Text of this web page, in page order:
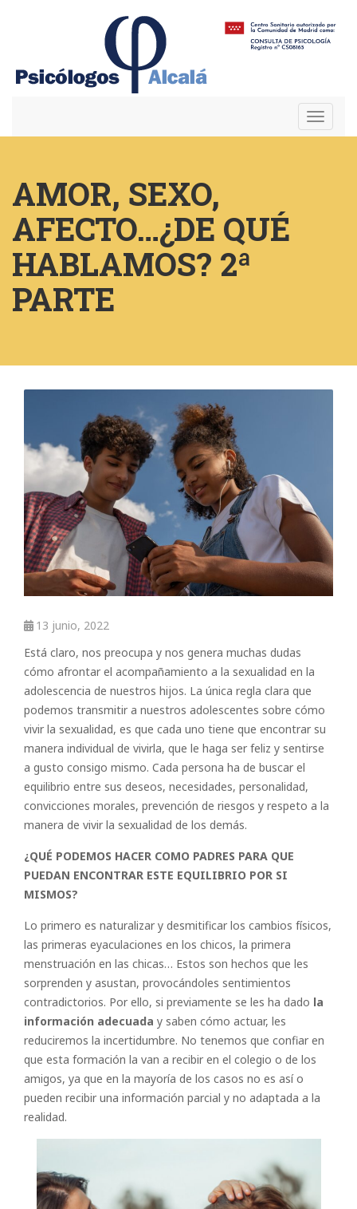
Toggle
AMOR, SEXO,
AFECTO…¿DE QUÉ
HABLAMOS? 2ª
PARTE
13 junio, 2022
Está claro, nos preocupa y nos genera muchas dudas
cómo afrontar el acompañamiento a la sexualidad en la
adolescencia de nuestros hijos. La única regla clara que
podemos transmitir a nuestros adolescentes sobre cómo
vivir la sexualidad, es que cada uno tiene que encontrar su
manera individual de vivirla, que le haga ser feliz y sentirse
a gusto consigo mismo. Cada persona ha de buscar el
equilibrio entre sus deseos, necesidades, personalidad,
convicciones morales, prevención de riesgos y respeto a la
manera de vivir la sexualidad de los demás.
¿QUÉ PODEMOS HACER COMO PADRES PARA QUE
PUEDAN ENCONTRAR ESTE EQUILIBRIO POR SI
MISMOS?
Lo primero es naturalizar y desmitificar los cambios físicos,
las primeras eyaculaciones en los chicos, la primera
menstruación en las chicas… Estos son hechos que les
sorprenden y asustan, provocándoles sentimientos
contradictorios. Por ello, si previamente se les ha dado la
información adecuada y saben cómo actuar, les
reduciremos la incertidumbre. No tenemos que confiar en
que esta formación la van a recibir en el colegio o de los
amigos, ya que en la mayoría de los casos no es así o
pueden recibir una información parcial y no adaptada a la
realidad.